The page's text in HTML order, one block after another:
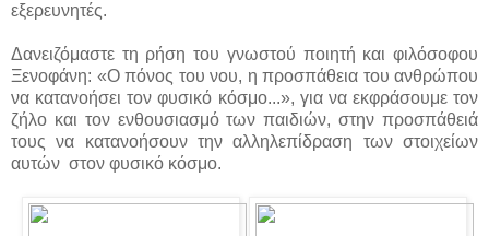
εξερευνητές.
Δανειζόμαστε τη ρήση του γνωστού ποιητή και φιλόσοφου
Ξενοφάνη: «Ο πόνος του νου, η προσπάθεια του ανθρώπου
να κατανοήσει τον φυσικό κόσμο...», για να εκφράσουμε τον
ζήλο και τον ενθουσιασμό των παιδιών, στην προσπάθειά
τους να κατανοήσουν την αλληλεπίδραση των στοιχείων
αυτών στον φυσικό κόσμο.